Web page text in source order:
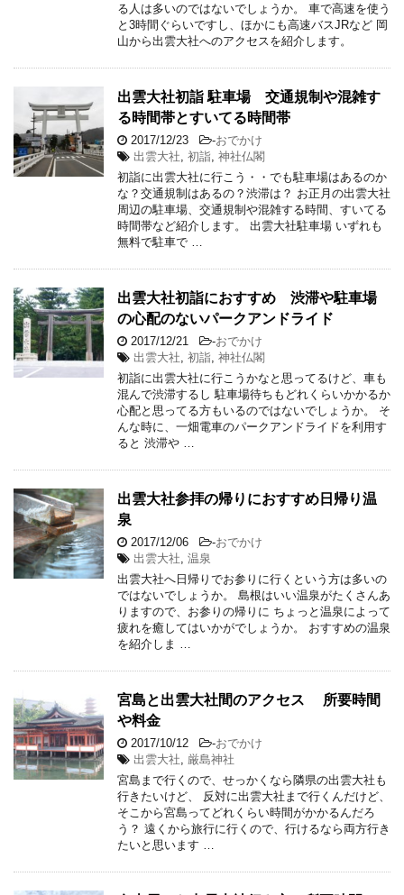
る人は多いのではないでしょうか。 車で高速を使う
と3時間ぐらいですし、ほかにも高速バスJRなど 岡
山から出雲大社へのアクセスを紹介します。
出雲大社初詣 駐車場 交通規制や混雑す
る時間帯とすいてる時間帯
2017/12/23 -おでかけ
出雲大社 初詣 神社仏閣
初詣に出雲大社に行こう・・でも駐車場はあるのか
な？交通規制はあるの？渋滞は？ お正月の出雲大社
周辺の駐車場、交通規制や混雑する時間、すいてる
時間帯など紹介します。 出雲大社駐車場 いずれも
無料で駐車で …
出雲大社初詣におすすめ 渋滞や駐車場
の心配のないパークアンドライド
2017/12/21 -おでかけ
出雲大社 初詣 神社仏閣
初詣に出雲大社に行こうかなと思ってるけど、車も
混んで渋滞するし 駐車場待ちもどれくらいかかるか
心配と思ってる方もいるのではないでしょうか。 そ
んな時に、一畑電車のパークアンドライドを利用す
ると 渋滞や …
出雲大社参拝の帰りにおすすめ日帰り温
泉
2017/12/06 -おでかけ
出雲大社 温泉
出雲大社へ日帰りでお参りに行くという方は多いの
ではないでしょうか。 島根はいい温泉がたくさんあ
りますので、お参りの帰りに ちょっと温泉によって
疲れを癒してはいかがでしょうか。 おすすめの温泉
を紹介しま …
宮島と出雲大社間のアクセス 所要時間
や料金
2017/10/12 -おでかけ
出雲大社
厳島神社
宮島まで行くので、せっかくなら隣県の出雲大社も
行きたいけど、 反対に出雲大社まで行くんだけど、
そこから宮島ってどれくらい時間がかかるんだろ
う？ 遠くから旅行に行くので、行けるなら両方行き
たいと思います …